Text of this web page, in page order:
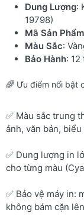
Dung Lượng:
19798)
Mã Sản Phẩm
Màu Sắc:
Bảo Hành: 12
🌈 Ưu điểm nổi bật
✅ Màu sắc trung
ảnh, văn bản,
✅ Dung lượng in
cho từng màu
✅ Bảo vệ máy in:
không bám cặn